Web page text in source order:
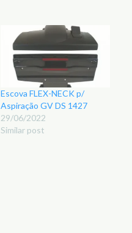
Escova FLEX-NECK p/
Aspiração GV DS 1427
29/06/2022
Similar post